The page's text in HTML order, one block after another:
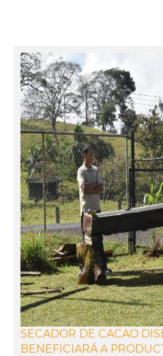
SECADOR DE CACAO
BENEFICIARÁ A